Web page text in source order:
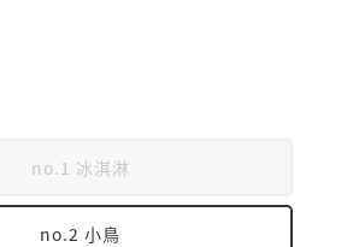
no.1 冰淇淋
no.2 小鳥